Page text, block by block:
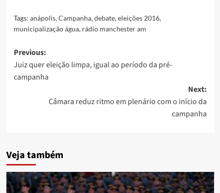
Tags: anápolis,Campanha,debate,eleições 2016,
municipalização água, rádio manchester am
Post
navigation
Previous:
Juiz quer eleição limpa, igual ao período da pré-
campanha
Next:
Câmara reduz ritmo em plenário com o início da
campanha
Veja também